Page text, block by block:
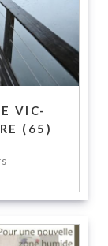
VIC-
(65)